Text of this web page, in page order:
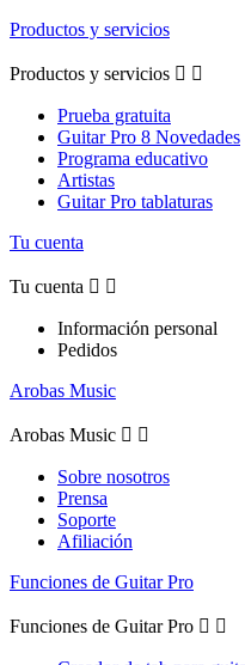
Productos y servicios
Productos y servicios  
Prueba gratuita
Guitar Pro 8 Novedades
Programa educativo
Artistas
Guitar Pro tablaturas
Tu cuenta
Tu cuenta  
Información personal
Pedidos
Arobas Music
Arobas Music  
Sobre nosotros
Prensa
Soporte
Afiliación
Funciones de Guitar Pro
Funciones de Guitar Pro  